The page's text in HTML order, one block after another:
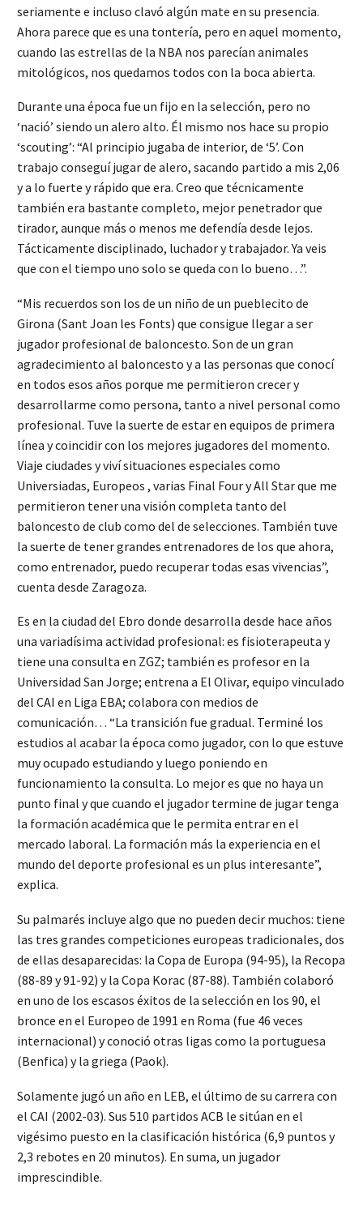
seriamente e incluso clavó algún mate en su presencia.
Ahora parece que es una tontería, pero en aquel momento,
cuando las estrellas de la NBA nos parecían animales
mitológicos, nos quedamos todos con la boca abierta.
Durante una época fue un fijo en la selección, pero no
‘nació’ siendo un alero alto. Él mismo nos hace su propio
‘scouting’: “Al principio jugaba de interior, de ‘5’. Con
trabajo conseguí jugar de alero, sacando partido a mis 2,06
y a lo fuerte y rápido que era. Creo que técnicamente
también era bastante completo, mejor penetrador que
tirador, aunque más o menos me defendía desde lejos.
Tácticamente disciplinado, luchador y trabajador. Ya veis
que con el tiempo uno solo se queda con lo bueno…”.
“Mis recuerdos son los de un niño de un pueblecito de
Girona (Sant Joan les Fonts) que consigue llegar a ser
jugador profesional de baloncesto. Son de un gran
agradecimiento al baloncesto y a las personas que conocí
en todos esos años porque me permitieron crecer y
desarrollarme como persona, tanto a nivel personal como
profesional. Tuve la suerte de estar en equipos de primera
línea y coincidir con los mejores jugadores del momento.
Viaje ciudades y viví situaciones especiales como
Universiadas, Europeos , varias Final Four y All Star que me
permitieron tener una visión completa tanto del
baloncesto de club como del de selecciones. También tuve
la suerte de tener grandes entrenadores de los que ahora,
como entrenador, puedo recuperar todas esas vivencias”,
cuenta desde Zaragoza.
Es en la ciudad del Ebro donde desarrolla desde hace años
una variadísima actividad profesional: es fisioterapeuta y
tiene una consulta en ZGZ; también es profesor en la
Universidad San Jorge; entrena a El Olivar, equipo vinculado
del CAI en Liga EBA; colabora con medios de
comunicación… “La transición fue gradual. Terminé los
estudios al acabar la época como jugador, con lo que estuve
muy ocupado estudiando y luego poniendo en
funcionamiento la consulta. Lo mejor es que no haya un
punto final y que cuando el jugador termine de jugar tenga
la formación académica que le permita entrar en el
mercado laboral. La formación más la experiencia en el
mundo del deporte profesional es un plus interesante”,
explica.
Su palmarés incluye algo que no pueden decir muchos: tiene
las tres grandes competiciones europeas tradicionales, dos
de ellas desaparecidas: la Copa de Europa (94-95), la Recopa
(88-89 y 91-92) y la Copa Korac (87-88). También colaboró
en uno de los escasos éxitos de la selección en los 90, el
bronce en el Europeo de 1991 en Roma (fue 46 veces
internacional) y conoció otras ligas como la portuguesa
(Benfica) y la griega (Paok).
Solamente jugó un año en LEB, el último de su carrera con
el CAI (2002-03). Sus 510 partidos ACB le sitúan en el
vigésimo puesto en la clasificación histórica (6,9 puntos y
2,3 rebotes en 20 minutos). En suma, un jugador
imprescindible.